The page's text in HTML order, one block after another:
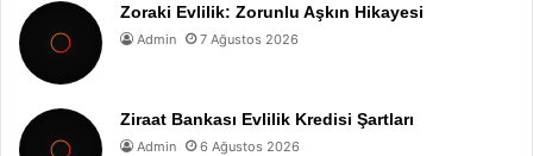
Zoraki Evlilik: Zorunlu Aşkın Hikayesi
Admin 7 Ağustos 2026
Ziraat Bankası Evlilik Kredisi Şartları
Admin 6 Ağustos 2026